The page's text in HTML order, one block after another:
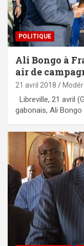
POLITIQUE
Ali Bongo à
air de
21 avril 2018
Libreville, 21 avril
gabonais, Ali